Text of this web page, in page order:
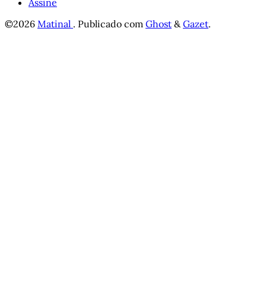
©2026 Matinal . Publicado com Ghost & Gazet.